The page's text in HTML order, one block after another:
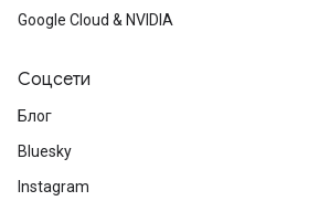
Google Cloud & NVIDIA
Соцсети
Блог
Bluesky
Instagram